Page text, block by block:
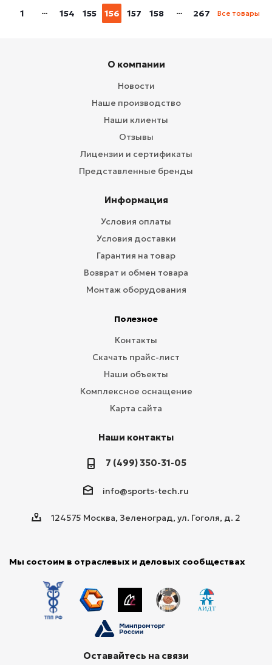
1 154 155 156 157 158 267 Все товары
О компании
Новости
Наше производство
Наши клиенты
Отзывы
Лицензии и сертификаты
Представленные бренды
Информация
Условия оплаты
Условия доставки
Гарантия на товар
Возврат и обмен товара
Монтаж оборудования
Полезное
Контакты
Скачать прайс-лист
Наши объекты
Комплексное оснащение
Карта сайта
Наши контакты
7 (499) 350-31-05
info@sports-tech.ru
124575 Москва, Зеленоград, ул. Гоголя, д. 2
Мы состоим в отраслевых и деловых сообществах
Оставайтесь на связи